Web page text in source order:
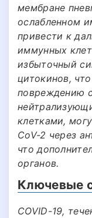
мембране
ослабленном
привести к
иммунных
избыточный
цитокинов,
повреждению
клетками,
CoV-2 через
что
органов.
Ключевые
COVID-19,